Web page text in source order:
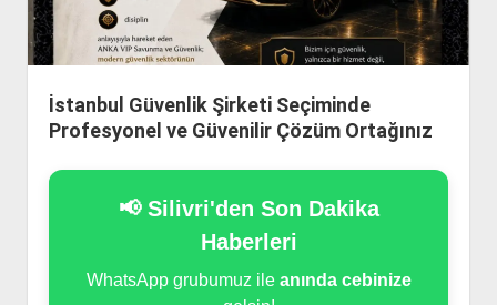
Künye ve İletişim
İstanbul Güvenlik Şirketi Seçiminde
Profesyonel ve Güvenilir Çözüm Ortağınız
📢 Silivri'den Son Dakika
Haberleri
WhatsApp grubumuz ile anında cebinize